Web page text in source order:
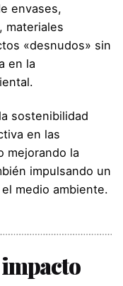
envases,
materiales
«desnudos» sin
en la
sostenibilidad
en las
mejorando la
impulsando un
medio ambiente.